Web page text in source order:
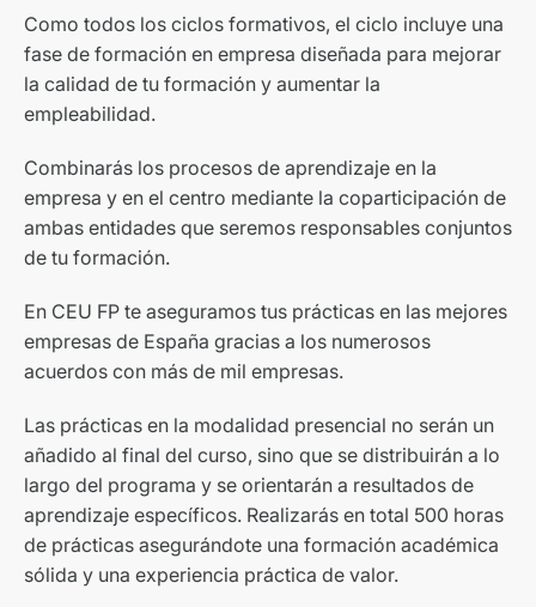
Como todos los ciclos formativos, el ciclo incluye una
fase de formación en empresa diseñada para mejorar
la calidad de tu formación y aumentar la
empleabilidad.
Combinarás los procesos de aprendizaje en la
empresa y en el centro mediante la coparticipación de
ambas entidades que seremos responsables conjuntos
de tu formación.
En CEU FP te aseguramos tus prácticas en las mejores
empresas de España gracias a los numerosos
acuerdos con más de mil empresas.
Las prácticas en la modalidad presencial no serán un
añadido al final del curso, sino que se distribuirán a lo
largo del programa y se orientarán a resultados de
aprendizaje específicos. Realizarás en total 500 horas
de prácticas asegurándote una formación académica
sólida y una experiencia práctica de valor.